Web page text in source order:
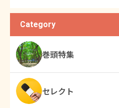
Category
巻頭特集
セレクト